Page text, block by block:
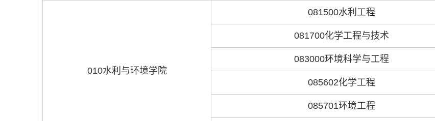
010水利与环境学院
081500水利工程
081700化学工程与技术
083000环境科学与工程
085602化学工程
085701环境工程